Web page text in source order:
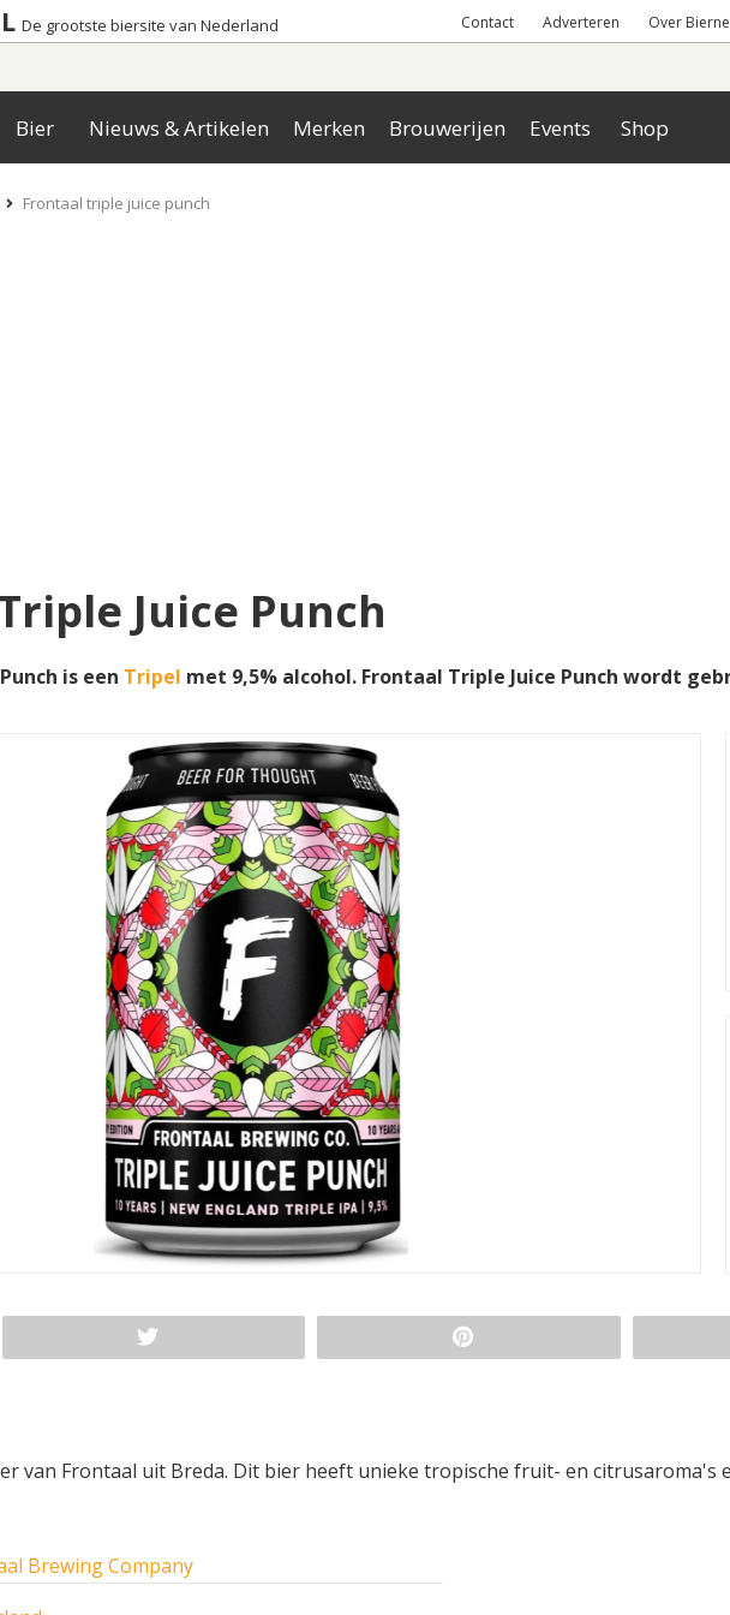
De grootste biersite van Nederland Contact Adverteren Over
Bier Nieuws & Artikelen Merken Brouwerijen Events Shop
Frontaal triple juice punch
Juice Punch
is een Tripel met 9,5% alcohol. Frontaal Triple Juice Punch wordt
van Frontaal uit Breda. Dit bier heeft unieke tropische fruit- en citrusaroma's
Brewing Company